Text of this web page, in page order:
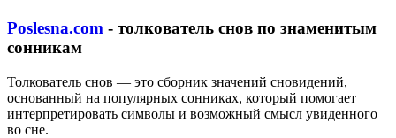
Poslesna.com - толкователь снов по знаменитым
сонникам
Толкователь снов — это сборник значений сновидений,
основанный на популярных сонниках, который помогает
интерпретировать символы и возможный смысл увиденного
во сне.